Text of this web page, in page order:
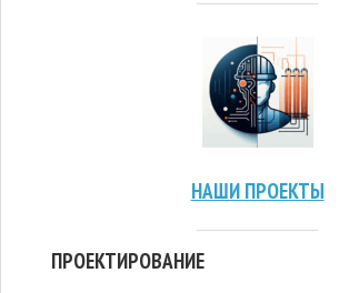
НАШИ ПРОЕКТЫ
ПРОЕКТИРОВАНИЕ